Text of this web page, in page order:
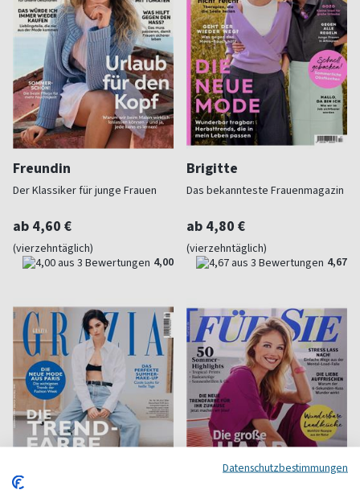
Freundin
Der Klassiker für junge Frauen
ab 4,60 €
(vierzehntäglich)
4,00
Brigitte
Das bekannteste Frauenmagazin
ab 4,80 €
(vierzehntäglich)
4,67
Datenschutzbestimmungen